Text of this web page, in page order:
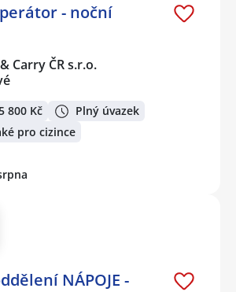
- noční
Carry ČR s.r.o.
800 Kč
Plný úvazek
pro cizince
NÁPOJE -